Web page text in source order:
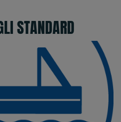
STANDARD